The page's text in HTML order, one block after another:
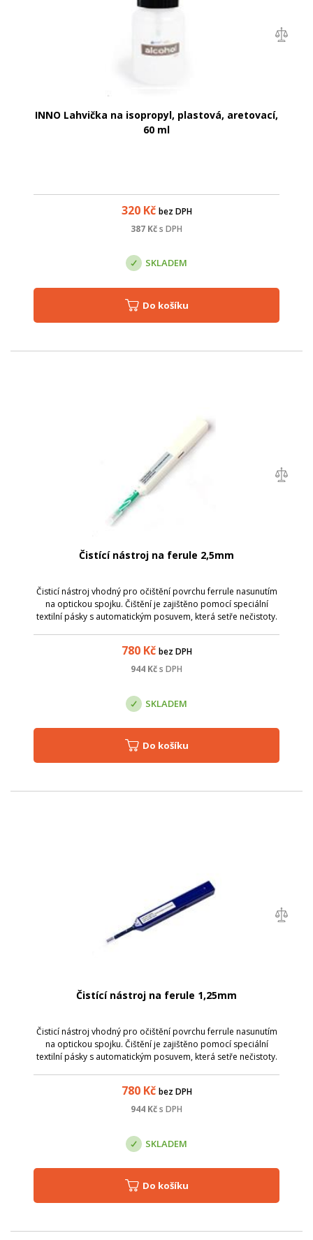
INNO Lahvička na isopropyl, plastová, aretovací,
60 ml
320Kč bez DPH
387 Kčs DPH
SKLADEM
Do košíku
Čistící nástroj na ferule 2,5mm
Čisticí nástroj vhodný pro očištění povrchu ferrule nasunutím
na optickou spojku. Čištění je zajištěno pomocí speciální
textilní pásky s automatickým posuvem, která setře nečistoty.
780Kč bez DPH
944 Kčs DPH
SKLADEM
Do košíku
Čistící nástroj na ferule 1,25mm
Čisticí nástroj vhodný pro očištění povrchu ferrule nasunutím
na optickou spojku. Čištění je zajištěno pomocí speciální
textilní pásky s automatickým posuvem, která setře nečistoty.
780Kč bez DPH
944 Kčs DPH
SKLADEM
Do košíku